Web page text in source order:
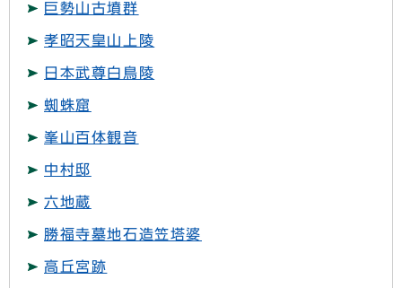
巨勢山古墳群
孝昭天皇山上陵
日本武尊白鳥陵
蜘蛛窟
峯山百体観音
中村邸
六地蔵
勝福寺墓地石造笠塔婆
高丘宮跡